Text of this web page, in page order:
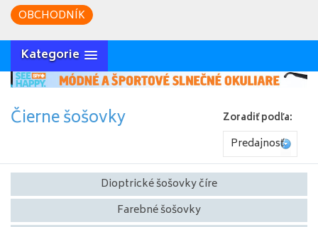
OBCHODNÍK
Kategorie
Čierne šošovky Zoradiť podľa:
Predajnosť
Dioptrické šošovky číre
Farebné šošovky